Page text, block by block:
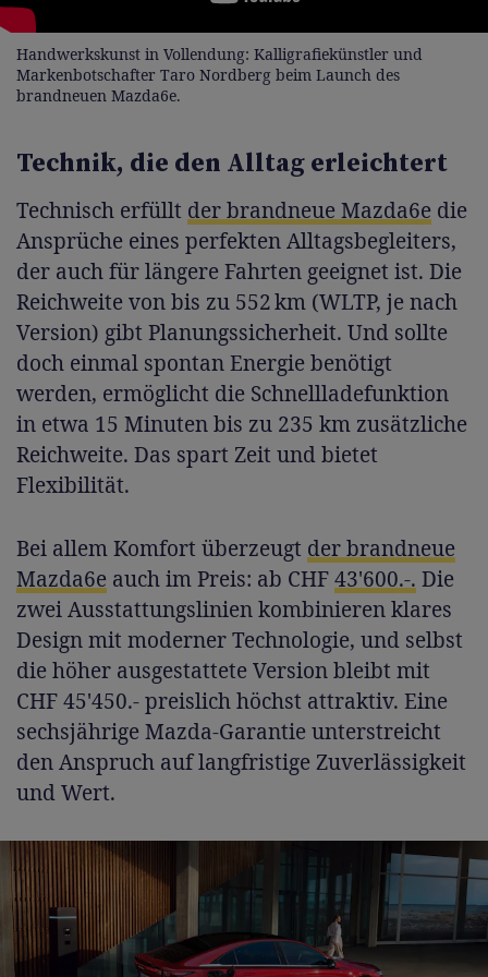
Handwerkskunst in Vollendung: Kalligrafiekünstler und
Markenbotschafter Taro Nordberg beim Launch des
brandneuen Mazda6e.
Technik, die den Alltag erleichtert
Technisch erfüllt der brandneue Mazda6e die
Ansprüche eines perfekten Alltagsbegleiters,
der auch für längere Fahrten geeignet ist. Die
Reichweite von bis zu 552 km (WLTP, je nach
Version) gibt Planungssicherheit. Und sollte
doch einmal spontan Energie benötigt
werden, ermöglicht die Schnellladefunktion
in etwa 15 Minuten bis zu 235 km zusätzliche
Reichweite. Das spart Zeit und bietet
Flexibilität.
Bei allem Komfort überzeugt der brandneue
Mazda6e auch im Preis: ab CHF43'600.-. Die
zwei Ausstattungslinien kombinieren klares
Design mit moderner Technologie, und selbst
die höher ausgestattete Version bleibt mit
CHF 45'450.- preislich höchst attraktiv. Eine
sechsjährige Mazda-Garantie unterstreicht
den Anspruch auf langfristige Zuverlässigkeit
und Wert.